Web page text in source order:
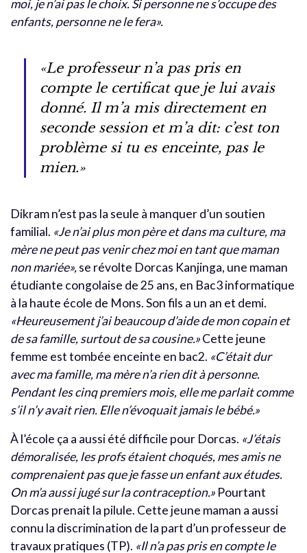
moi, je n’ai pas le choix. Si personne ne s’occupe des
enfants, personne ne le fera».
«Le professeur n’a pas pris en
compte le certificat que je lui avais
donné. Il m’a mis directement en
seconde session et m’a dit: c’est ton
problème si tu es enceinte, pas le
mien.»
Dikram n’est pas la seule à manquer d’un soutien
familial. «Je n’ai plus mon père et dans ma culture, ma
mère ne peut pas venir chez moi en tant que maman
non mariée»,se révolte Dorcas Kanjinga, une maman
étudiante congolaise de 25 ans, en Bac3 informatique
à la haute école de Mons. Son fils a un an et demi.
«Heureusement j’ai beaucoup d’aide de mon copain et
de sa famille, surtout de sa cousine.»Cette jeune
femme est tombée enceinte en bac2. «C’était dur
avec ma famille, ma mère n’a rien dit à personne.
Pendant les cinq premiers mois, elle me parlait comme
s’il n’y avait rien. Elle n’évoquait jamais le bébé.»
À l’école ça a aussi été difficile pour Dorcas. «J’étais
démoralisée, les profs étaient choqués, mes amis ne
comprenaient pas que je fasse un enfant aux études.
On m’a aussi jugé sur la contraception.» Pourtant
Dorcas prenait la pilule. Cette jeune maman a aussi
connu la discrimination de la part d’un professeur de
travaux pratiques (TP). «Il n’a pas pris en compte le